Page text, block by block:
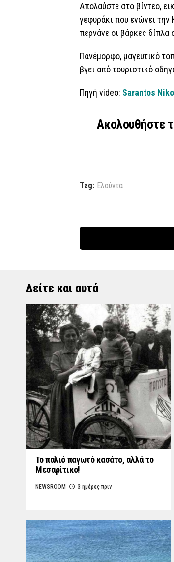
Απολαύστε στο βίντεο,
γεφυράκι που ενώνει την
περνάνε οι βάρκες δίπλα
Πανέμορφο, μαγευτικό
βγει από τουριστικό
Πηγή video: Sarantos
Ακολουθήστε
Tag: Ελούντα
Δείτε και αυτά
Το παλιό παγωτό κασάτο, αλλά το
Μεσαρίτικο!
NEWSROOM 3 ημέρες πριν